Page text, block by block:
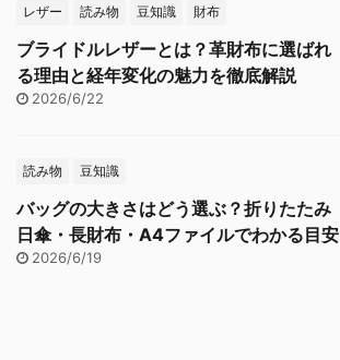
レザー 読み物 豆知識 財布
ブライドルレザーとは？革財布に選ばれ
る理由と経年変化の魅力を徹底解説
2026/6/22
読み物 豆知識
バッグの大きさはどう選ぶ？折りたたみ
日傘・長財布・A4ファイルでわかる目安
2026/6/19